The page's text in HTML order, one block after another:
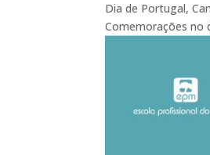
Dia de Portugal,
Comemorações no